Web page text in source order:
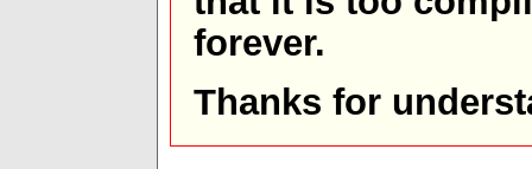
forever.
Thanks for